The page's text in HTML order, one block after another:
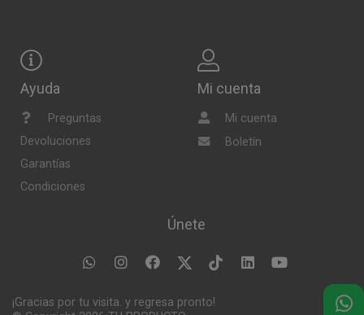
Ayuda
Preguntas
Devoluciones
Garantías
Condiciones
Mi cuenta
Mi cuenta
Boletín
Únete
¡Gracias por tu visita. y regresa pronto!